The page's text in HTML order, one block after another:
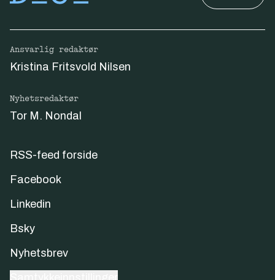
Ansvarlig redaktør
Kristina Fritsvold Nilsen
Nyhetsredaktør
Tor M. Nondal
RSS-feed forside
Facebook
Linkedin
Bsky
Nyhetsbrev